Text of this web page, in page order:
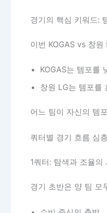
경기의 핵심 키워드:
이번 KOGAS vs 창
KOGAS는 템포를
창원 LG는 템포를
어느 팀이 자신의 템
쿼터별 경기 흐름 심
1쿼터: 탐색과 조율의
경기 초반은 양 팀 모